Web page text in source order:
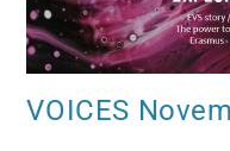
VOICES